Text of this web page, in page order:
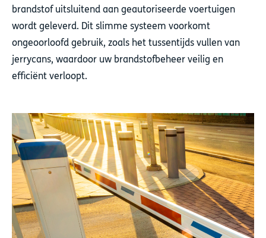
brandstof uitsluitend aan geautoriseerde voertuigen
wordt geleverd. Dit slimme systeem voorkomt
ongeoorloofd gebruik, zoals het tussentijds vullen van
jerrycans, waardoor uw brandstofbeheer veilig en
efficiënt verloopt.